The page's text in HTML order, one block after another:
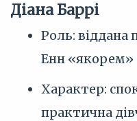
Діана Баррі
Роль: віддана
Енн «якорем»
Характер:
практична